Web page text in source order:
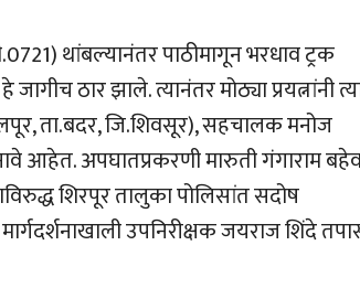
थांबल्यानंतर पाठीमागून भरधाव ट्रक
ठार झाले. त्यानंतर मोठ्या प्रयत्नांनी
ता.बदर, जि.शिवसूर), सहचालक मनोज
आहेत. अपघातप्रकरणी मारुती गंगाराम
शिरपूर तालुका पोलिसांत सदोष
उपनिरीक्षक जयराज शिंदे